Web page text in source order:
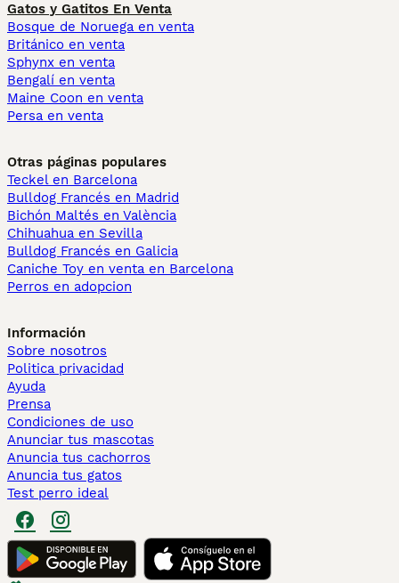
Gatos y Gatitos En Venta
Bosque de Noruega en venta
Británico en venta
Sphynx en venta
Bengalí en venta
Maine Coon en venta
Persa en venta
Otras páginas populares
Teckel en Barcelona
Bulldog Francés en Madrid
Bichón Maltés en València
Chihuahua en Sevilla
Bulldog Francés en Galicia
Caniche Toy en venta en Barcelona
Perros en adopcion
Información
Sobre nosotros
Politica privacidad
Ayuda
Prensa
Condiciones de uso
Anunciar tus mascotas
Anuncia tus cachorros
Anuncia tus gatos
Test perro ideal